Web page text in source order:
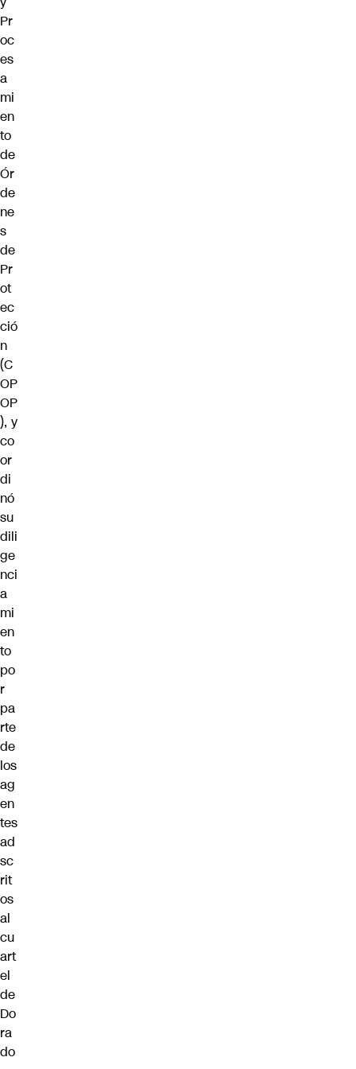
Pr
oc
es
a
mi
en
to
de
Ór
de
ne
s
de
Pr
ot
ec
ció
n
(C
OP
OP
), y
co
or
di
nó
su
dili
ge
nci
a
mi
en
to
po
r
pa
rte
de
los
ag
en
tes
ad
sc
rit
os
al
cu
art
el
de
Do
ra
do